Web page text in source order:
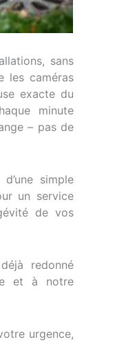
sans
les caméras
exacte du
minute
– pas de
simple
un service
de vos
redonné
et à notre
urgence,